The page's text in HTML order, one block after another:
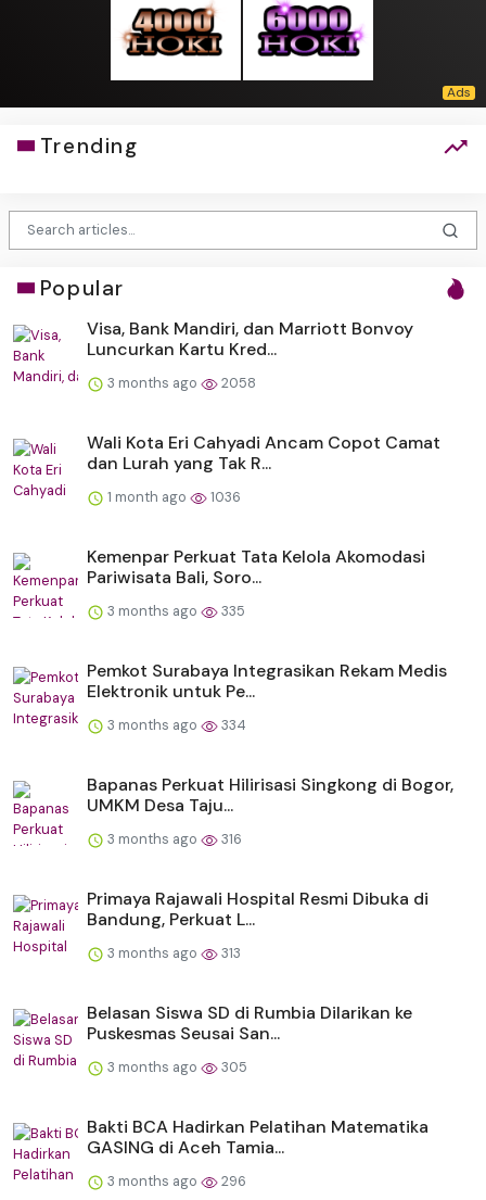
Trending
Popular
Visa, Bank Mandiri, dan Marriott Bonvoy
Luncurkan Kartu Kred...
3 months ago 2058
Wali Kota Eri Cahyadi Ancam Copot Camat
dan Lurah yang Tak R...
1 month ago 1036
Kemenpar Perkuat Tata Kelola Akomodasi
Pariwisata Bali, Soro...
3 months ago 335
Pemkot Surabaya Integrasikan Rekam Medis
Elektronik untuk Pe...
3 months ago 334
Bapanas Perkuat Hilirisasi Singkong di Bogor,
UMKM Desa Taju...
3 months ago 316
Primaya Rajawali Hospital Resmi Dibuka di
Bandung, Perkuat L...
3 months ago 313
Belasan Siswa SD di Rumbia Dilarikan ke
Puskesmas Seusai San...
3 months ago 305
Bakti BCA Hadirkan Pelatihan Matematika
GASING di Aceh Tamia...
3 months ago 296